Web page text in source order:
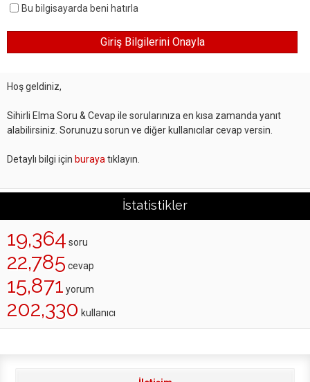
Bu bilgisayarda beni hatırla
Hoş geldiniz,
Sihirli Elma Soru & Cevap ile sorularınıza en kısa zamanda yanıt
alabilirsiniz. Sorunuzu sorun ve diğer kullanıcılar cevap versin.
Detaylı bilgi için buraya tıklayın.
İstatistikler
19,364 soru
22,785 cevap
15,871 yorum
202,330 kullanıcı